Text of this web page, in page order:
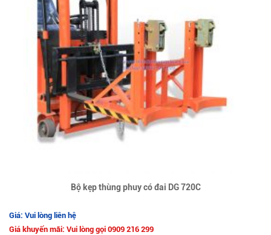
Bộ kẹp thùng phuy có đai DG 720C
Giá: Vui lòng liên hệ
Giá khuyến mãi: Vui lòng gọi 0909 216 299